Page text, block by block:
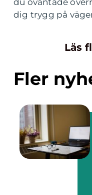
du oväntade
dig trygg på
Läs
Fler